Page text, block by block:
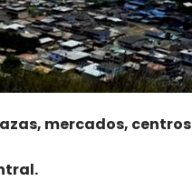
mercados,